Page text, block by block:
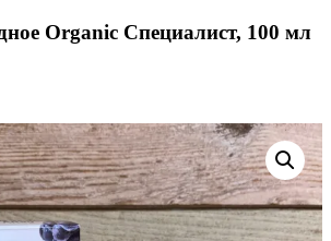
Organic Специалист, 100 мл